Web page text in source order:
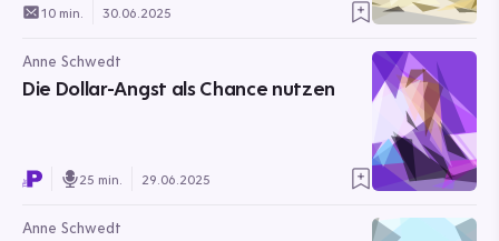
10 min. 30.06.2025
Anne Schwedt
Die Dollar-Angst als Chance nutzen
25 min. 29.06.2025
Anne Schwedt